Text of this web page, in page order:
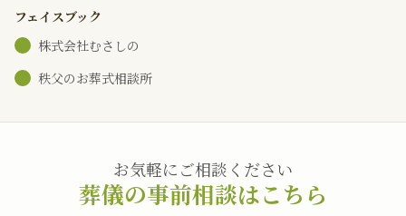
フェイスブック
株式会社むさしの
秩父のお葬式相談所
お気軽にご相談ください
葬儀の事前相談はこちら